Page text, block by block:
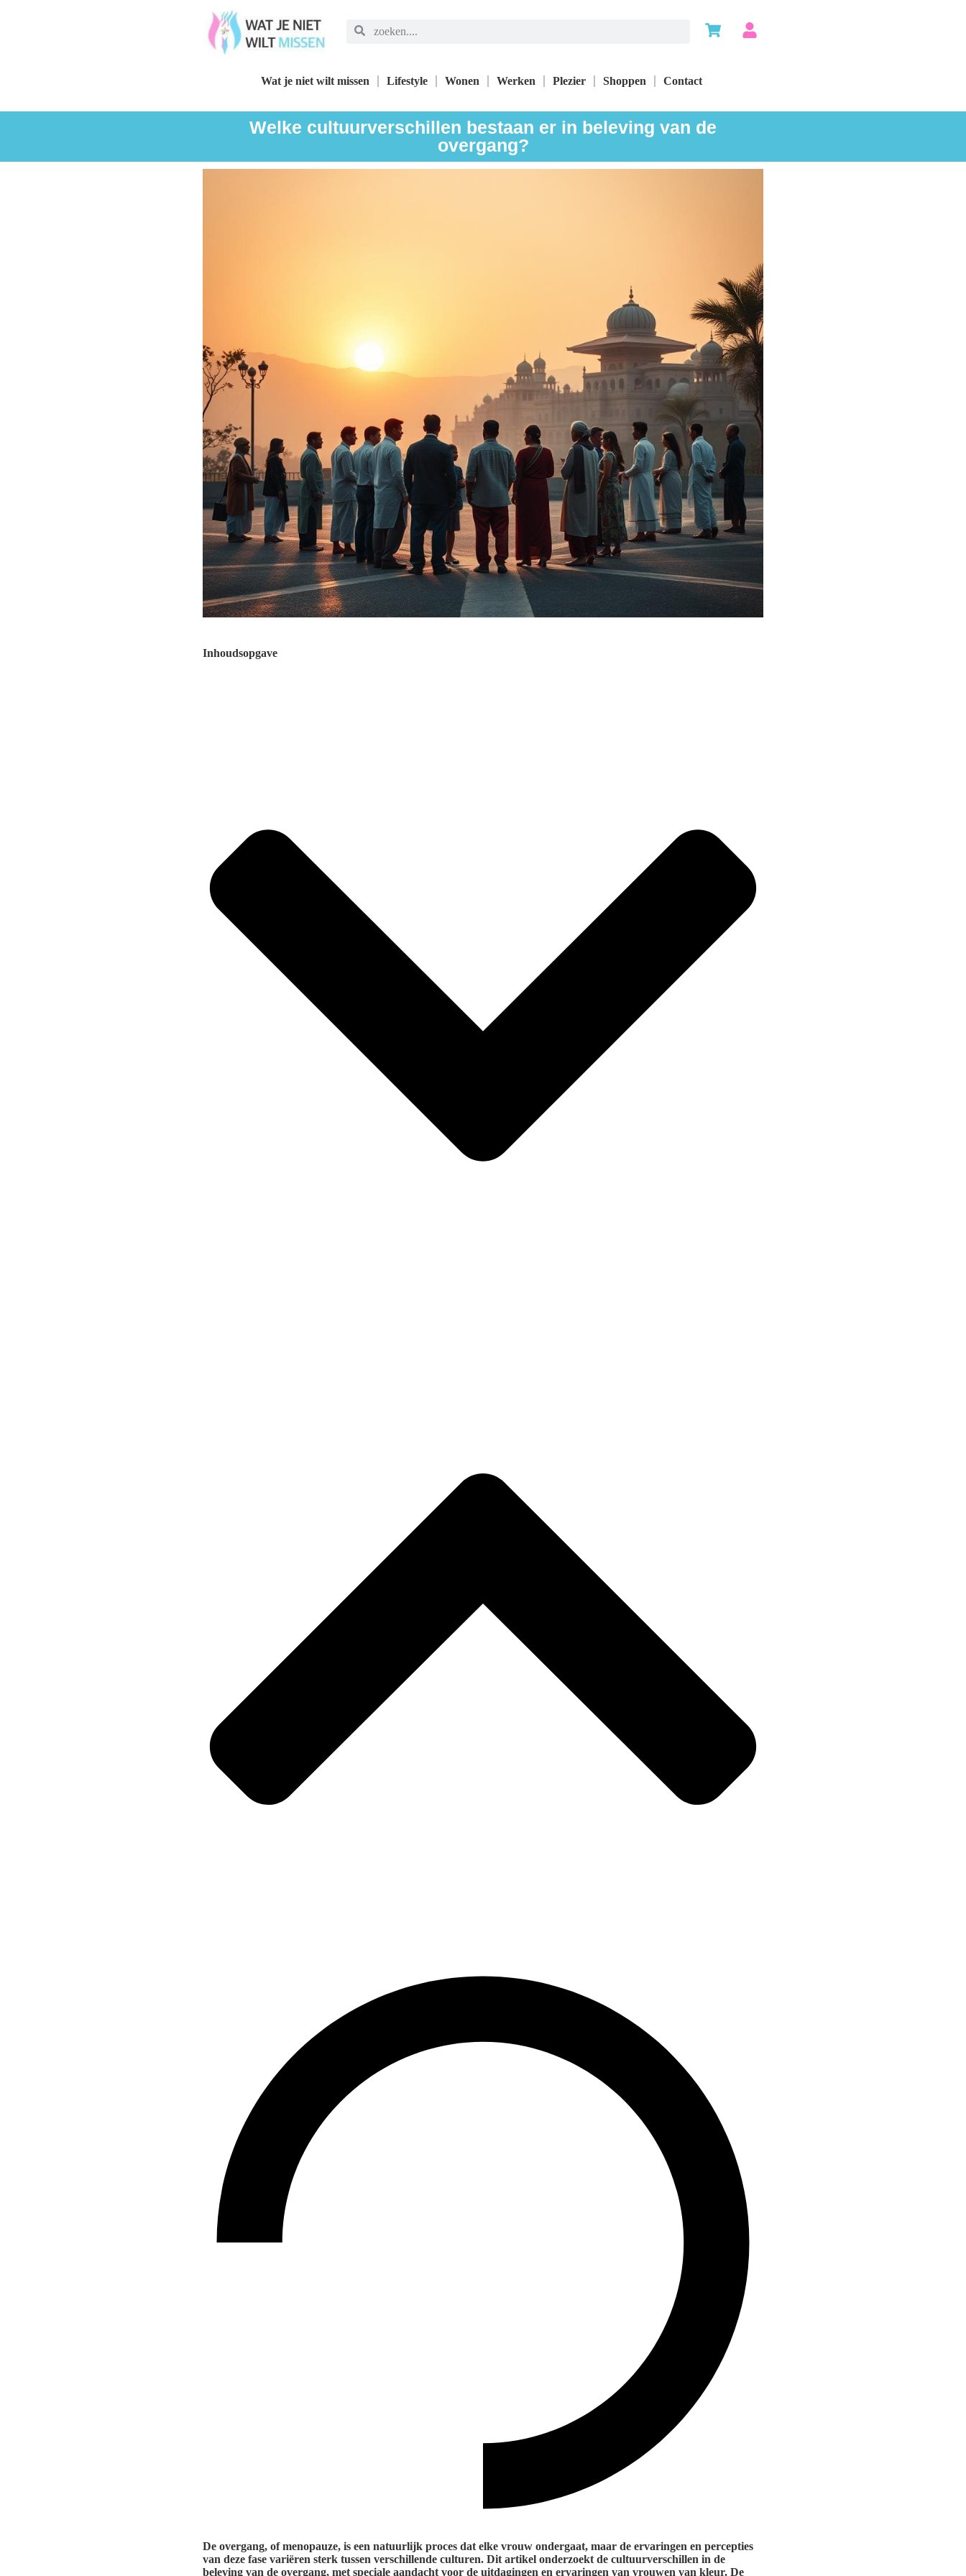
Wat je niet wilt missen Lifestyle Wonen Werken Plezier Shoppen Contact
Welke cultuurverschillen bestaan er in beleving van de
overgang?
Inhoudsopgave
De overgang, of menopauze, is een natuurlijk proces dat elke vrouw ondergaat, maar de ervaringen en percepties
van deze fase variëren sterk tussen verschillende culturen. Dit artikel onderzoekt de cultuurverschillen in de
beleving van de overgang, met speciale aandacht voor de uitdagingen en ervaringen van vrouwen van kleur. De